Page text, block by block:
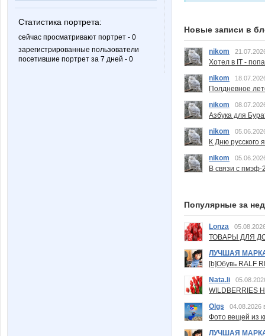
Статистика портрета:
сейчас просматривают портрет - 0
зарегистрированные пользователи
посетившие портрет за 7 дней - 0
Новые записи в
nikom
Хотел в IT -
nikom
Полдневное
nikom
Азбука для
nikom
К Дню русского
nikom
В связи с пмэф-
Популярные за
Lonza
ТОВАРЫ ДЛЯ
ЛУЧШАЯ
[b]Обувь RALF
Nata.li
Olgs
04.08.2026
Фото вещей из
ЛУЧШАЯ